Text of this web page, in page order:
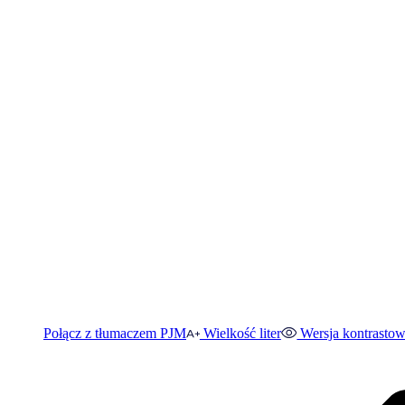
Połącz z tłumaczem PJM Wielkość liter Wersja